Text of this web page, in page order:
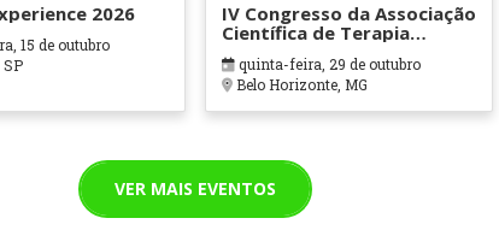
2026
15 de outubro
SP
IV Congresso da Associação
Científica de Terapia
Ocupacional em Contextos
Hospitalares e Cuidados
Paliativos - ATOHOSP
quinta-feira, 29 de outubro
Belo Horizonte, MG
VER MAIS EVENTOS